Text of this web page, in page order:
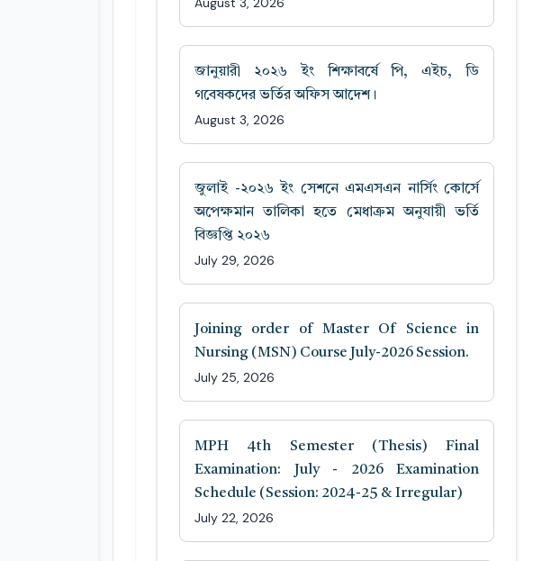
জানুয়ারী ২০২৬ ইং শিক্ষাবর্ষে পি, এইচ, ডি
গবেষকদের ভর্তির অফিস আদেশ।
August 3, 2026
জুলাই -২০২৬ ইং সেশনে এমএসএন নার্সিং কোর্সে
অপেক্ষমান তালিকা হতে মেধাক্রম অনুযায়ী ভর্তি
বিজ্ঞপ্তি ২০২৬
July 29, 2026
Joining order of Master Of Science in
Nursing (MSN) Course July-2026 Session.
July 25, 2026
MPH 4th Semester (Thesis) Final
Examination: July - 2026 Examination
Schedule (Session: 2024-25 & Irregular)
July 22, 2026